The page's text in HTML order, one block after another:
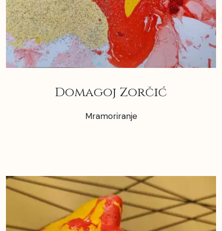
Domagoj Zorčić
Mramoriranje